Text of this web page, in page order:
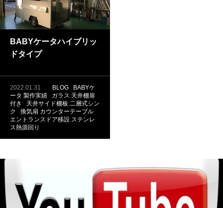
BABYケータハイブリッ
ドタイプ
2022.01.31 BLOG
BABYケ
ータ 製作実績 ガラス 天井棚扉
付き
天井サイド棚板 二層式シン
ク
換気扇 カウンターテーブル
エントランスドア移設 ステンレ
ス熱源回り